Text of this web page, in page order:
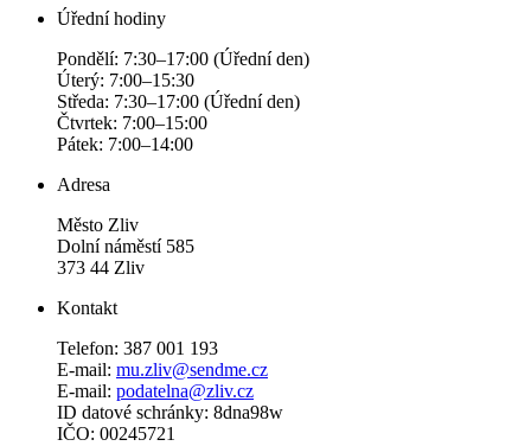
Úřední hodiny
Pondělí: 7:30–17:00 (Úřední den)
Úterý: 7:00–15:30
Středa: 7:30–17:00 (Úřední den)
Čtvrtek: 7:00–15:00
Pátek: 7:00–14:00
Adresa
Město Zliv
Dolní náměstí 585
373 44 Zliv
Kontakt
Telefon: 387 001 193
E-mail: mu.zliv@sendme.cz
E-mail: podatelna@zliv.cz
ID datové schránky: 8dna98w
IČO: 00245721